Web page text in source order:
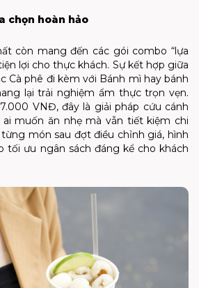
chọn hoàn hảo
còn mang đến các gói combo “lựa
lợi cho thực khách. Sự kết hợp giữa
Cà phê đi kèm với Bánh mì hay bánh
lại trải nghiệm ẩm thực trọn vẹn.
VNĐ, đây là giải pháp cứu cánh
muốn ăn nhẹ mà vẫn tiết kiệm chi
món sau đợt điều chỉnh giá, hình
tối ưu ngân sách đáng kể cho khách